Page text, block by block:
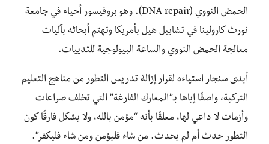
الحمض النووي (DNA repair). وهو بروفيسور أحياء في جامعة
نورث كارولينا في تشابيل هيل بأمريكا وتهتم أبحاثه بآليات
معالجة الحمض النووي والساعة البيولوجية للثدييات.
أبدى سنجار استياءه لقرار إزالة تدريس التطور من مناهج التعليم
التركية، واصفًا إياها بـ”المعارك الفارغة” التي تخلف صراعات
وأزمات لا داعي لها، معلقًا بأنه “مؤمن بالله، ولا يشكل فارقًا كون
التطور حدث أم لم يحدث. من شاء فليؤمن ومن شاء فليكفر”.